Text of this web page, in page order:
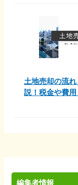
土地売却の流
説！税金や費
編集者情報